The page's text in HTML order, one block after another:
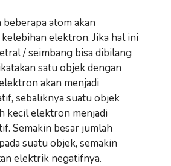
beberapa atom akan
elektron. Jika hal ini
/ seimbang bisa dibilang
satu objek dengan
akan menjadi
sebaliknya suatu objek
kecil elektron menjadi
Semakin besar jumlah
suatu objek, semakin
elektrik negatifnya.